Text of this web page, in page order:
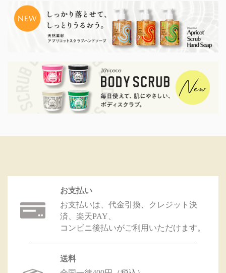
お支払い
お支払いは、代金引換、クレジット決
済、楽天PAY、
コンビニ後払いがご利用いただけます。
送料